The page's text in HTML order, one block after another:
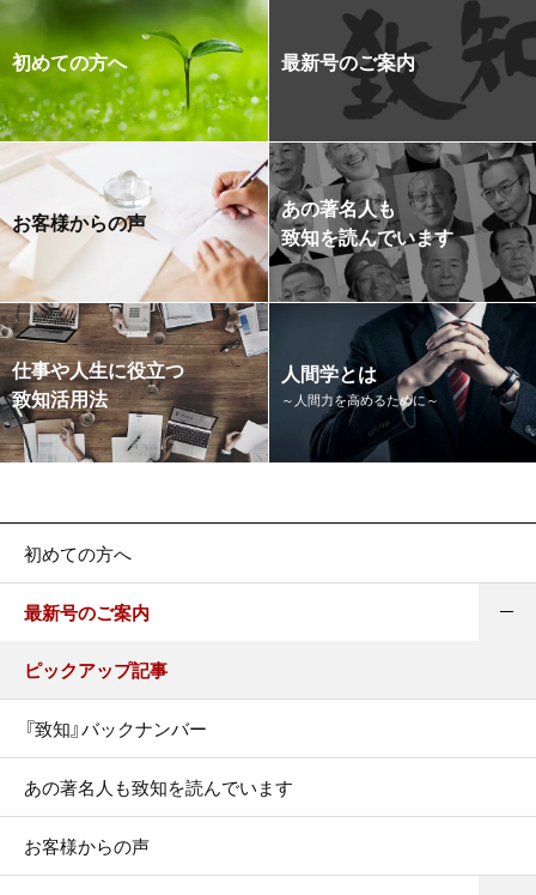
初めての方へ 最新号のご案内
お客様からの声
あの著名人も
致知を読んでいます
仕事や人生に役立つ
致知活用法
人間学とは
～人間力を高めるために～
初めての方へ
最新号のご案内
ピックアップ記事
『致知』バックナンバー
あの著名人も致知を読んでいます
お客様からの声